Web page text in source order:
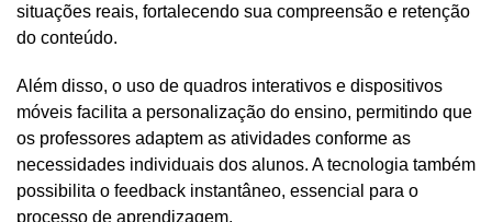
situações reais, fortalecendo sua compreensão e retenção
do conteúdo.
Além disso, o uso de quadros interativos e dispositivos
móveis facilita a personalização do ensino, permitindo que
os professores adaptem as atividades conforme as
necessidades individuais dos alunos. A tecnologia também
possibilita o feedback instantâneo, essencial para o
processo de aprendizagem.